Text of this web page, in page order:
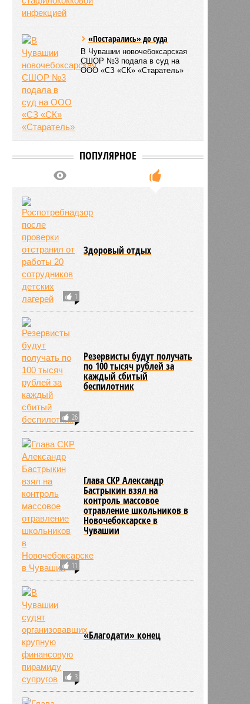
«Постарались» до суда
В Чувашии новочебоксарская
СШОР №3 подала в суд на
ООО «СЗ «СК» «Старатель»
ПОПУЛЯРНОЕ
1
Здоровый отдых
26
Резервисты будут получать
по 100 тысяч рублей за
каждый сбитый
беспилотник
11
Глава СКР Александр
Бастрыкин взял на
контроль массовое
отравление школьников в
Новочебоксарске в
Чувашии
3
«Благодати» конец